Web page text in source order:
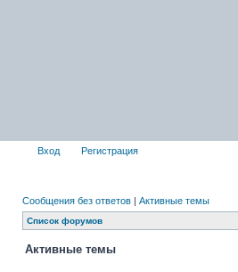
Вход Регистрация
Сообщения без ответов | Активные темы
Список форумов
Активные темы